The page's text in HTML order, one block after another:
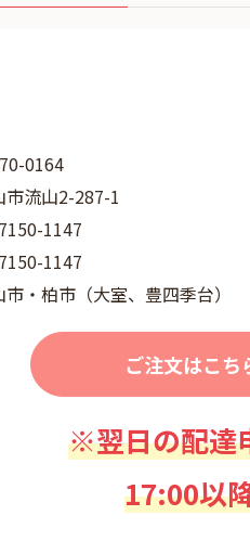
0164
市流山2-287-1
1147
1147
市・柏市（大室、豊四季台）
ご注文はこち
※翌日の配達
17:00以